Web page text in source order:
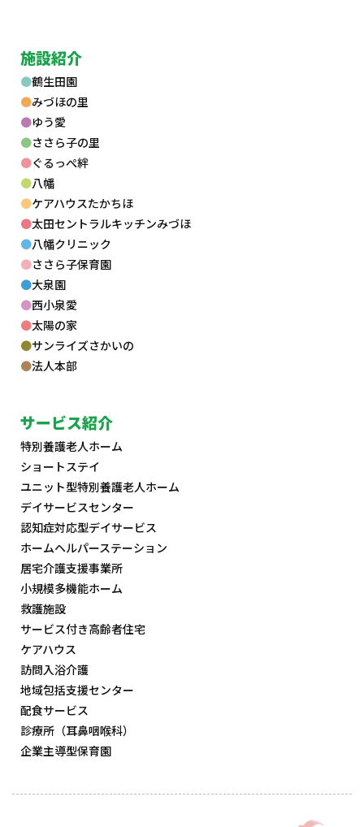
施設紹介
鶴生田園
みづほの里
ゆう愛
ささら子の里
ぐるっぺ絆
八幡
ケアハウスたかちほ
太田セントラルキッチンみづほ
八幡クリニック
ささら子保育園
大泉園
西小泉愛
太陽の家
サンライズさかいの
法人本部
サービス紹介
特別養護老人ホーム
ショートステイ
ユニット型特別養護老人ホーム
デイサービスセンター
認知症対応型デイサービス
ホームヘルパーステーション
居宅介護支援事業所
小規模多機能ホーム
救護施設
サービス付き高齢者住宅
ケアハウス
訪問入浴介護
地域包括支援センター
配食サービス
診療所（耳鼻咽喉科）
企業主導型保育園